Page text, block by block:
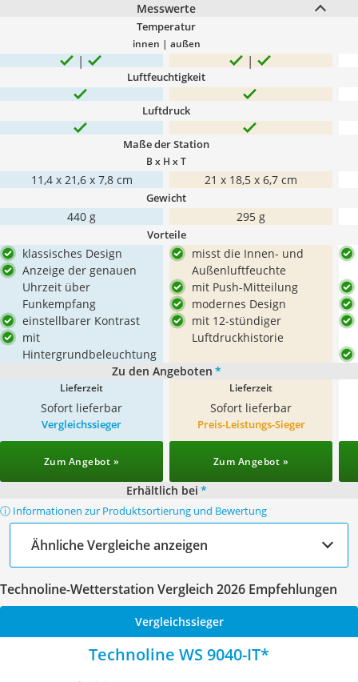
Messwerte
Temperatur
innen | außen
Luftfeuchtigkeit
Luftdruck
Maße der Station
B x H x T
11,4 x 21,6 x 7,8 cm 21 x 18,5 x 6,7 cm
Gewicht
440 g 295 g
Vorteile
klassisches Design
Anzeige der genauen
Uhrzeit über
Funkempfang
einstellbarer Kontrast
mit
Hintergrundbeleuchtung
misst die Innen- und
Außenluftfeuchte
mit Push-Mitteilung
modernes Design
mit 12-stündiger
Luftdruckhistorie
Zu den Angeboten *
Lieferzeit
Sofort lieferbar
Lieferzeit
Sofort lieferbar
Vergleichssieger
Zum Angebot »
Preis-Leistungs-Sieger
Zum Angebot »
Erhältlich bei *
ⓘ Informationen zur Produktsortierung und Bewertung
Ähnliche Vergleiche anzeigen
Technoline-Wetterstation Vergleich 2026 Empfehlungen
Vergleichssieger
Technoline WS 9040-IT